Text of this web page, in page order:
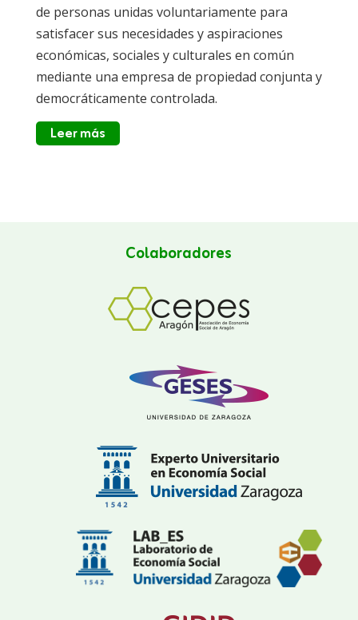
de personas unidas voluntariamente para
satisfacer sus necesidades y aspiraciones
económicas, sociales y culturales en común
mediante una empresa de propiedad conjunta y
democráticamente controlada.
Leer más
Colaboradores